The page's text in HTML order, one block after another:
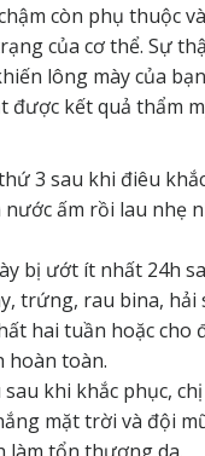
còn phụ thuộc
của cơ thể. Sự
lông mày của
được kết quả thẩm
3 sau khi điêu
ấm rồi lau nhẹ
bị ướt ít nhất 24h
trứng, rau bina, hải
hai tuần hoặc cho
hoàn toàn.
khi khắc phục,
mặt trời và đội